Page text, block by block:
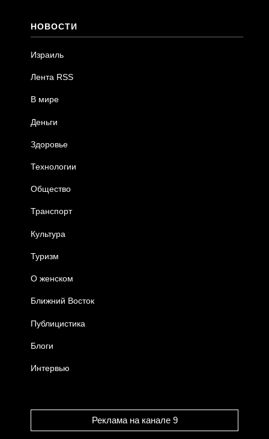
НОВОСТИ
Израиль
Лента RSS
В мире
Деньги
Здоровье
Технологии
Общество
Транспорт
Культура
Туризм
О женском
Ближний Восток
Публицистика
Блоги
Интервью
Реклама на канале 9